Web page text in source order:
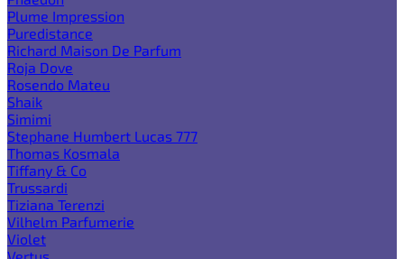
Plume Impression
Puredistance
Richard Maison De Parfum
Roja Dove
Rosendo Mateu
Shaik
Simimi
Stephane Humbert Lucas 777
Thomas Kosmala
Tiffany & Co
Trussardi
Tiziana Terenzi
Vilhelm Parfumerie
Violet